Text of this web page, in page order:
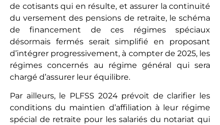
de cotisants qui en résulte, et assurer la continuité
du versement des pensions de retraite, le schéma
de financement de ces régimes spéciaux
désormais fermés serait simplifié en proposant
d’intégrer progressivement, à compter de 2025, les
régimes concernés au régime général qui sera
chargé d’assurer leur équilibre.
Par ailleurs, le PLFSS 2024 prévoit de clarifier les
conditions du maintien d’affiliation à leur régime
spécial de retraite pour les salariés du notariat qui